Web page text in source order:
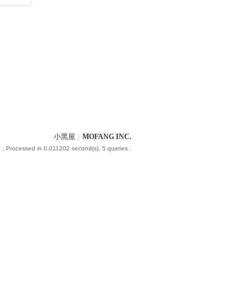
小黑屋 MOFANG INC.
, Processed in 0.011202 second(s), 5 queries .